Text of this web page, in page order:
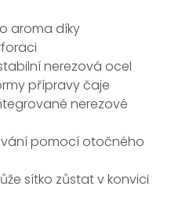
aroma díky
nerezová ocel
přípravy čaje
nerezové
pomocí otočného
sítko zůstat v konvici